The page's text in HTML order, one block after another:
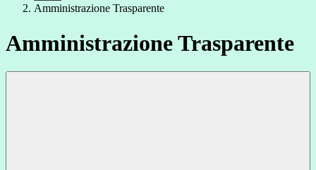
Amministrazione Trasparente
Amministrazione Trasparente